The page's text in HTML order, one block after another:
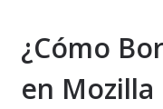
¿Cómo
en Mozilla